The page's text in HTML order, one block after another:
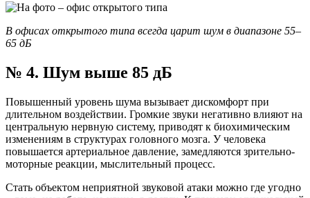
В офисах открытого типа всегда царит шум в диапазоне 55–
65 дБ
№ 4. Шум выше 85 дБ
Повышенный уровень шума вызывает дискомфорт при
длительном воздействии. Громкие звуки негативно влияют на
центральную нервную систему, приводят к биохимическим
изменениям в структурах головного мозга. У человека
повышается артериальное давление, замедляются зрительно-
моторные реакции, мыслительный процесс.
Стать объектом неприятной звуковой атаки можно где угодно